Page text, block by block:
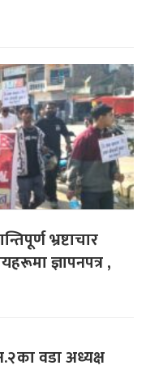
भ्रष्टाचार
ज्ञापनपत्र ,
वडा अध्यक्ष